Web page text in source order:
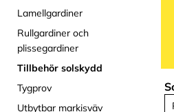
Lamellgardiner
Rullgardiner och
plissegardiner
Tillbehör solskydd
Tygprov
Utbytbar markisväv